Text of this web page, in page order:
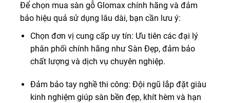
Để chọn mua sàn gỗ Glomax chính hãng và đảm
bảo hiệu quả sử dụng lâu dài, bạn cần lưu ý:
Chọn đơn vị cung cấp uy tín: Ưu tiên các đại lý
phân phối chính hãng như Sàn Đẹp, đảm bảo
chất lượng và dịch vụ chuyên nghiệp.
Đảm bảo tay nghề thi công: Đội ngũ lắp đặt giàu
kinh nghiệm giúp sàn bền đẹp, khít hèm và hạn